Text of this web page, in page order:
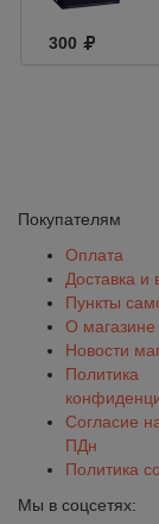
300
Покупателям
Оплата
Доставка и
Пункты
О магазине
Новости
Политика
Согласие
ПДн
Политика
Мы в соцсетях: